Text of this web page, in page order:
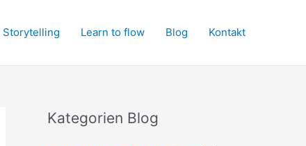
Storytelling Learn to flow Blog Kontakt
Kategorien Blog